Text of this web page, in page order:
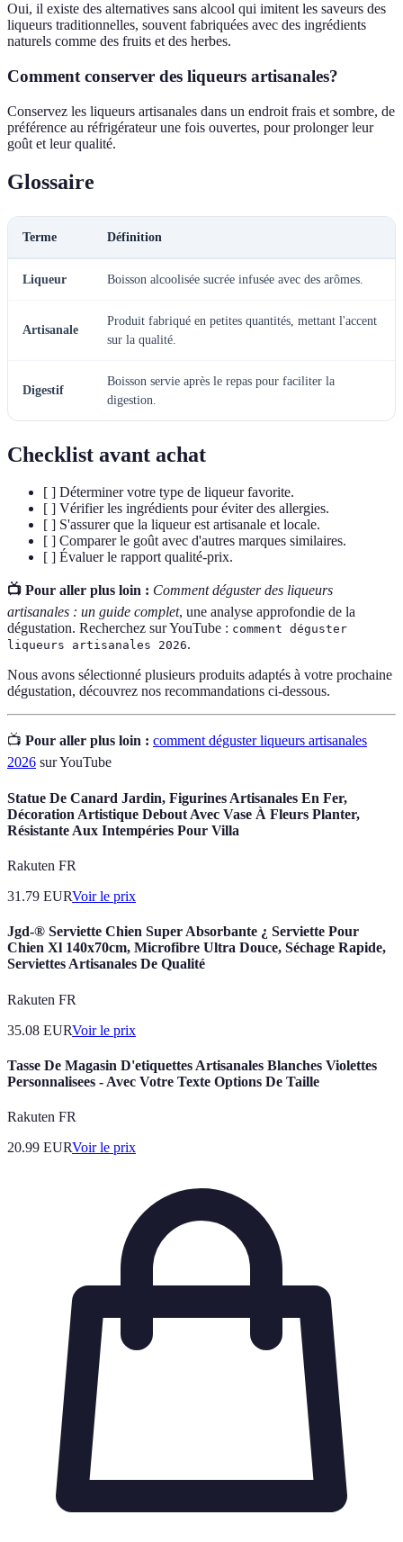
Oui, il existe des alternatives sans alcool qui imitent les saveurs des
liqueurs traditionnelles, souvent fabriquées avec des ingrédients
naturels comme des fruits et des herbes.
Comment conserver des liqueurs artisanales?
Conservez les liqueurs artisanales dans un endroit frais et sombre, de
préférence au réfrigérateur une fois ouvertes, pour prolonger leur
goût et leur qualité.
Glossaire
Terme Définition
Liqueur Boisson alcoolisée sucrée infusée avec des arômes.
Artisanale
Produit fabriqué en petites quantités, mettant l'accent
sur la qualité.
Digestif
Boisson servie après le repas pour faciliter la
digestion.
Checklist avant achat
[ ] Déterminer votre type de liqueur favorite.
[ ] Vérifier les ingrédients pour éviter des allergies.
[ ] S'assurer que la liqueur est artisanale et locale.
[ ] Comparer le goût avec d'autres marques similaires.
[ ] Évaluer le rapport qualité-prix.
📺 Pour aller plus loin : Comment déguster des liqueurs
artisanales : un guide complet, une analyse approfondie de la
dégustation. Recherchez sur YouTube : comment déguster
liqueurs artisanales 2026.
Nous avons sélectionné plusieurs produits adaptés à votre prochaine
dégustation, découvrez nos recommandations ci-dessous.
📺 Pour aller plus loin : comment déguster liqueurs artisanales
2026 sur YouTube
Statue De Canard Jardin, Figurines Artisanales En Fer,
Décoration Artistique Debout Avec Vase À Fleurs Planter,
Résistante Aux Intempéries Pour Villa
Rakuten FR
31.79 EURVoir le prix
Jgd-® Serviette Chien Super Absorbante ¿ Serviette Pour
Chien Xl 140x70cm, Microfibre Ultra Douce, Séchage Rapide,
Serviettes Artisanales De Qualité
Rakuten FR
35.08 EURVoir le prix
Tasse De Magasin D'etiquettes Artisanales Blanches Violettes
Personnalisees - Avec Votre Texte Options De Taille
Rakuten FR
20.99 EURVoir le prix